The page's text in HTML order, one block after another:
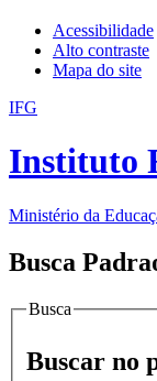
Acessibilidade
Alto contraste
Mapa do site
IFG
Instituto
Ministério da
Busca
Busca
Buscar no